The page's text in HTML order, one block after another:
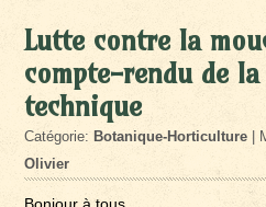
Lutte contre la
compte-rendu de
technique
Catégorie: Botanique-Horticulture |
Olivier